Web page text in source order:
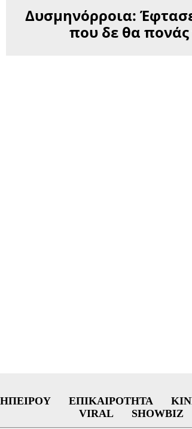
Δυσμηνόρροια:
που δε θα πονάς
ΗΠΕΊΡΟΥ ΕΠΙΚΑΙΡΌΤΗΤΑ
VIRAL
SHOWBIZ